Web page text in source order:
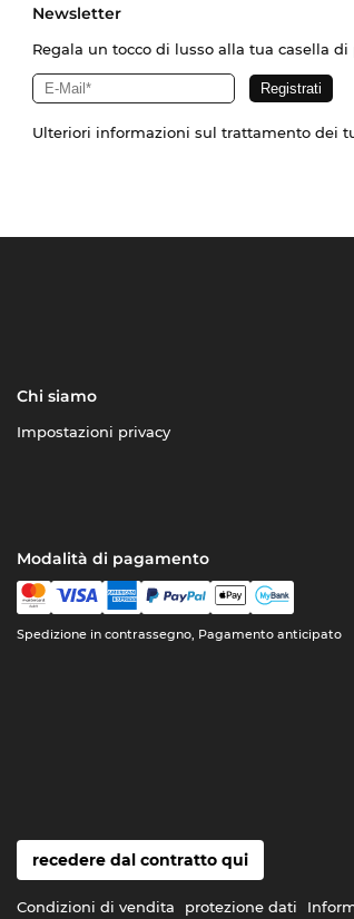
Newsletter
Regala un tocco di lusso alla tua casella
Ulteriori informazioni sul trattamento dei
Chi siamo
Impostazioni privacy
Modalità di pagamento
Spedizione in contrassegno, Pagamento anticipato
recedere dal contratto qui
Condizioni di vendita protezione dati